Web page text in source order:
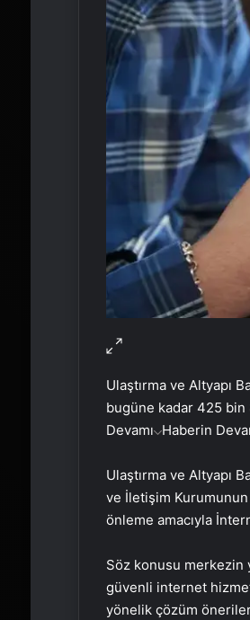
Ulaştırma ve Altyapı
bugüne kadar 425 bin
Devamı Haberin
Ulaştırma ve Altyapı
ve İletişim Kurumunun
önleme amacıyla
Söz konusu merkezin
güvenli internet
yönelik çözüm